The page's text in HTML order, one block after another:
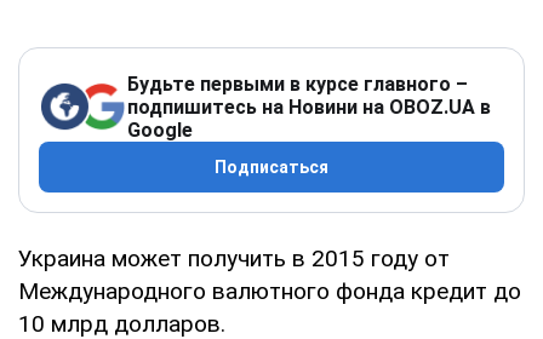
Будьте первыми в курсе главного –
подпишитесь на Новини на OBOZ.UA в
Google
Подписаться
Украина может получить в 2015 году от
Международного валютного фонда кредит до
10 млрд долларов.